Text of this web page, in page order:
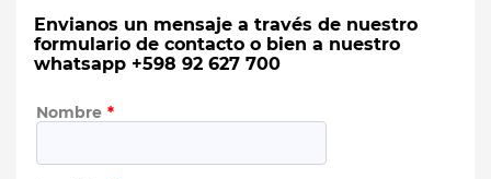
Términos y condiciones
Envianos un mensaje a través de nuestro
formulario de contacto o bien a nuestro
whatsapp +598 92 627 700
Nombre